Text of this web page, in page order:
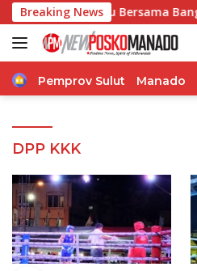
Langsung
ke
konten
Breaking News
Bersatu Bersama Bangun Sulut
Home
Pemprov Sulut Manado
DPP KKK